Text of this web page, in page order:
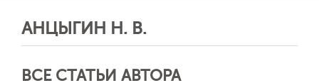
АНЦЫГИН Н. В.
ВСЕ СТАТЬИ АВТОРА